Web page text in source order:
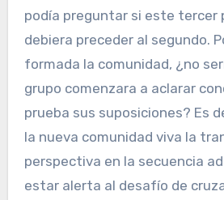
podía preguntar si este tercer
debiera preceder al segundo.
formada la comunidad, ¿no
grupo comenzara a aclarar
prueba sus suposiciones? Es
la nueva comunidad viva la
perspectiva en la secuencia
estar alerta al desafío de